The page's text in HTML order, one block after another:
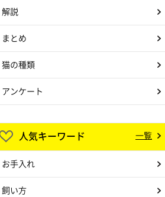
解説
まとめ
猫の種類
アンケート
人気キーワード 一覧
お手入れ
飼い方